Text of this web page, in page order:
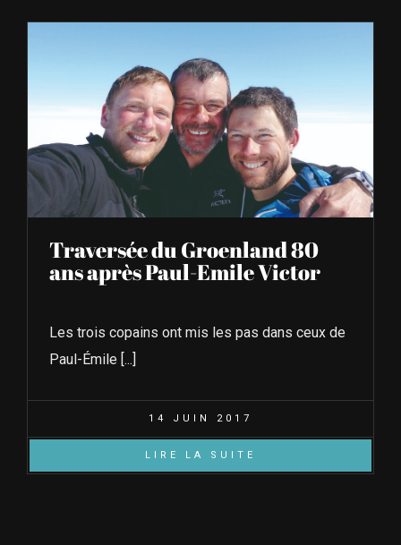
Traversée du Groenland 80
ans après Paul-Emile Victor
Les trois copains ont mis les pas dans ceux de
Paul-Émile [...]
14 JUIN 2017
LIRE LA SUITE